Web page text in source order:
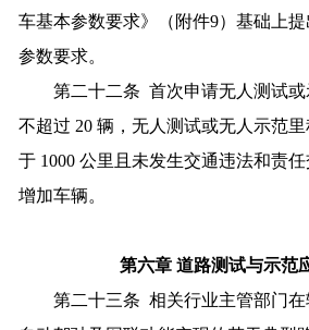
车基本参数要求》（附件9）基础上
参数要求。
第二十二条 首次申请无人测试或
不超过 20 辆，无人测试或无人示范
于 1000 公里且未发生交通违法和责
增加车辆。
第六章 道路测试与示范
第二十三条 相关行业主管部门在